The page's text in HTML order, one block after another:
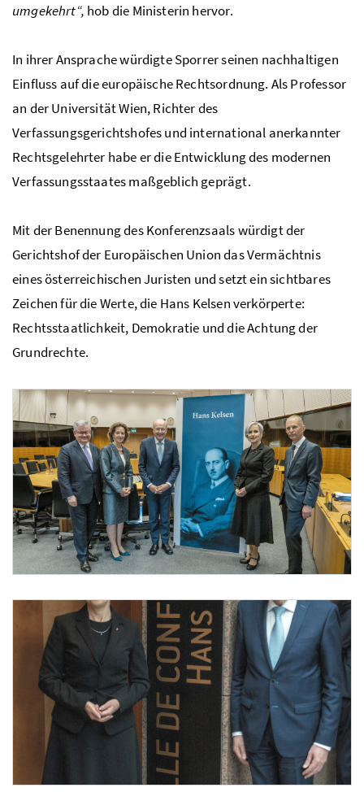
umgekehrt“, hob die Ministerin hervor.
In ihrer Ansprache würdigte Sporrer seinen nachhaltigen
Einfluss auf die europäische Rechtsordnung. Als Professor
an der Universität Wien, Richter des
Verfassungsgerichtshofes und international anerkannter
Rechtsgelehrter habe er die Entwicklung des modernen
Verfassungsstaates maßgeblich geprägt.
Mit der Benennung des Konferenzsaals würdigt der
Gerichtshof der Europäischen Union das Vermächtnis
eines österreichischen Juristen und setzt ein sichtbares
Zeichen für die Werte, die Hans Kelsen verkörperte:
Rechtsstaatlichkeit, Demokratie und die Achtung der
Grundrechte.
Foto 1: Carles Domenec — Court of Justice of the European Union
von links: Andreas Kumin, Elisabeth Tichy-Fisslberger, Koen Lenaerts, Anna